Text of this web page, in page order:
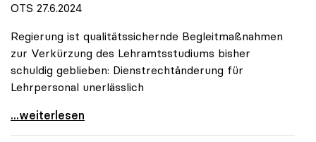
OTS 27.6.2024
Regierung ist qualitätssichernde Begleitmaßnahmen
zur Verkürzung des Lehramtsstudiums bisher
schuldig geblieben: Dienstrechtänderung für
Lehrpersonal unerlässlich
Universitäten und ÖH warnen vor drohendem
...weiterlesen